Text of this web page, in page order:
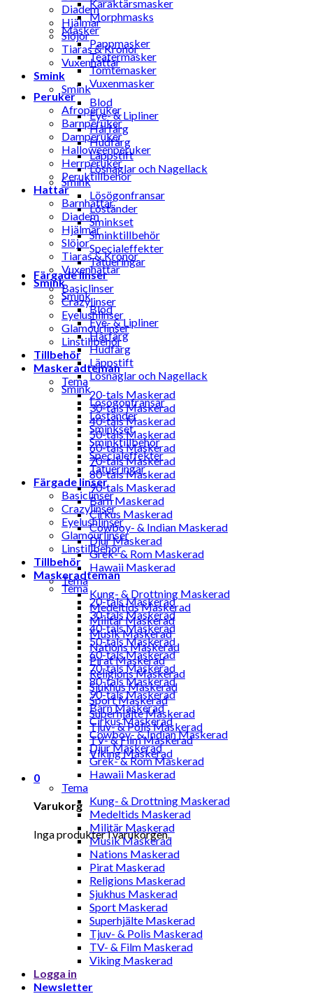
Diadem
Hjälmar
Slöjor
Tiaras & Kronor
Vuxenhattar
Smink
Smink
Blod
Eye- & Lipliner
Hårfärg
Hudfärg
Läppstift
Lösnaglar och Nagellack
Smink
Lösögonfransar
Löständer
Sminkset
Sminktillbehör
Specialeffekter
Tatueringar
Färgade linser
Basiclinser
Crazylinser
Eyelushlinser
Glamourlinser
Linstillbehör
Tillbehör
Maskeradteman
Tema
20-tals Maskerad
30-tals Maskerad
40-tals Maskerad
50-tals Maskerad
60-tals Maskerad
70-tals Maskerad
80-tals Maskerad
90-tals Maskerad
Barn Maskerad
Cirkus Maskerad
Cowboy- & Indian Maskerad
Djur Maskerad
Grek- & Rom Maskerad
Hawaii Maskerad
Tema
Kung- & Drottning Maskerad
Medeltids Maskerad
Militär Maskerad
Musik Maskerad
Nations Maskerad
Pirat Maskerad
Religions Maskerad
Sjukhus Maskerad
Sport Maskerad
Superhjälte Maskerad
Tjuv- & Polis Maskerad
TV- & Film Maskerad
Viking Maskerad
0
Varukorg
Inga produkter i varukorgen.
Karaktärsmasker
Morphmasks
Masker
Pappmasker
Teatermasker
Tomtemasker
Vuxenmasker
Peruker
Afroperuker
Barnperuker
Damperuker
Halloweenperuker
Herrperuker
Peruktillbehör
Hattar
Barnhattar
Diadem
Hjälmar
Slöjor
Tiaras & Kronor
Vuxenhattar
Smink
Smink
Blod
Eye- & Lipliner
Hårfärg
Hudfärg
Läppstift
Lösnaglar och Nagellack
Smink
Lösögonfransar
Löständer
Sminkset
Sminktillbehör
Specialeffekter
Tatueringar
Färgade linser
Basiclinser
Crazylinser
Eyelushlinser
Glamourlinser
Linstillbehör
Tillbehör
Maskeradteman
Tema
20-tals Maskerad
30-tals Maskerad
40-tals Maskerad
50-tals Maskerad
60-tals Maskerad
70-tals Maskerad
80-tals Maskerad
90-tals Maskerad
Barn Maskerad
Cirkus Maskerad
Cowboy- & Indian Maskerad
Djur Maskerad
Grek- & Rom Maskerad
Hawaii Maskerad
Tema
Kung- & Drottning Maskerad
Medeltids Maskerad
Militär Maskerad
Musik Maskerad
Nations Maskerad
Pirat Maskerad
Religions Maskerad
Sjukhus Maskerad
Sport Maskerad
Superhjälte Maskerad
Tjuv- & Polis Maskerad
TV- & Film Maskerad
Viking Maskerad
Logga in
Newsletter